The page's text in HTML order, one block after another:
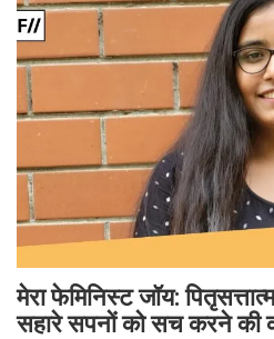
मेरा फेमिनिस्ट जॉय:
सहारे सपनों को सच करने की